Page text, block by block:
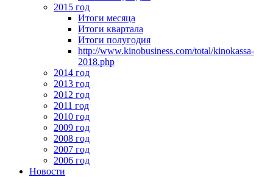
2015 год
Итоги месяца
Итоги квартала
Итоги полугодия
http://www.kinobusiness.com/total/kinokassa-
2018.php
2014 год
2013 год
2012 год
2011 год
2010 год
2009 год
2008 год
2007 год
2006 год
Новости